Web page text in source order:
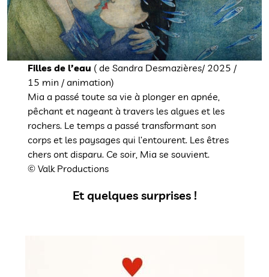
Filles de l’eau ( de Sandra Desmazières/ 2025 /
15 min / animation)
Mia a passé toute sa vie à plonger en apnée,
pêchant et nageant à travers les algues et les
rochers. Le temps a passé transformant son
corps et les paysages qui l’entourent. Les êtres
chers ont disparu. Ce soir, Mia se souvient.
© Valk Productions
Et quelques surprises !